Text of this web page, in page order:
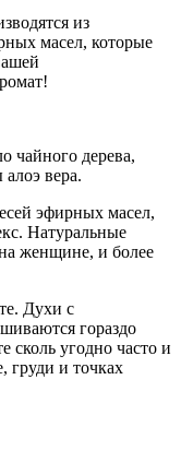
из
масел, которые
чайного дерева,
вера.
эфирных масел,
Натуральные
женщине, и более
Духи с
гораздо
сколь угодно часто и
груди и точках